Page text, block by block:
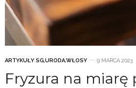
ARTYKUŁY SG,URODA,WŁOSY 9 MARCA 2023
Fryzura na miarę